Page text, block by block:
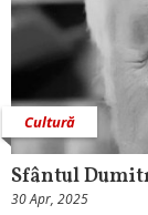
Cultură
Sfântul
30 Apr, 2025